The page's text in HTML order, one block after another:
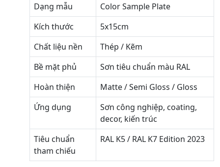
Dạng mẫu
Color Sample Plate
Kích thước
5x15cm
Chất liệu nền
Thép / Kẽm
Bề mặt phủ
Sơn tiêu chuẩn màu RAL
Hoàn thiện
Matte / Semi Gloss / Gloss
Ứng dụng
Sơn công nghiệp, coating,
decor, kiến trúc
Tiêu chuẩn
tham chiếu
RAL K5 / RAL K7 Edition 2023